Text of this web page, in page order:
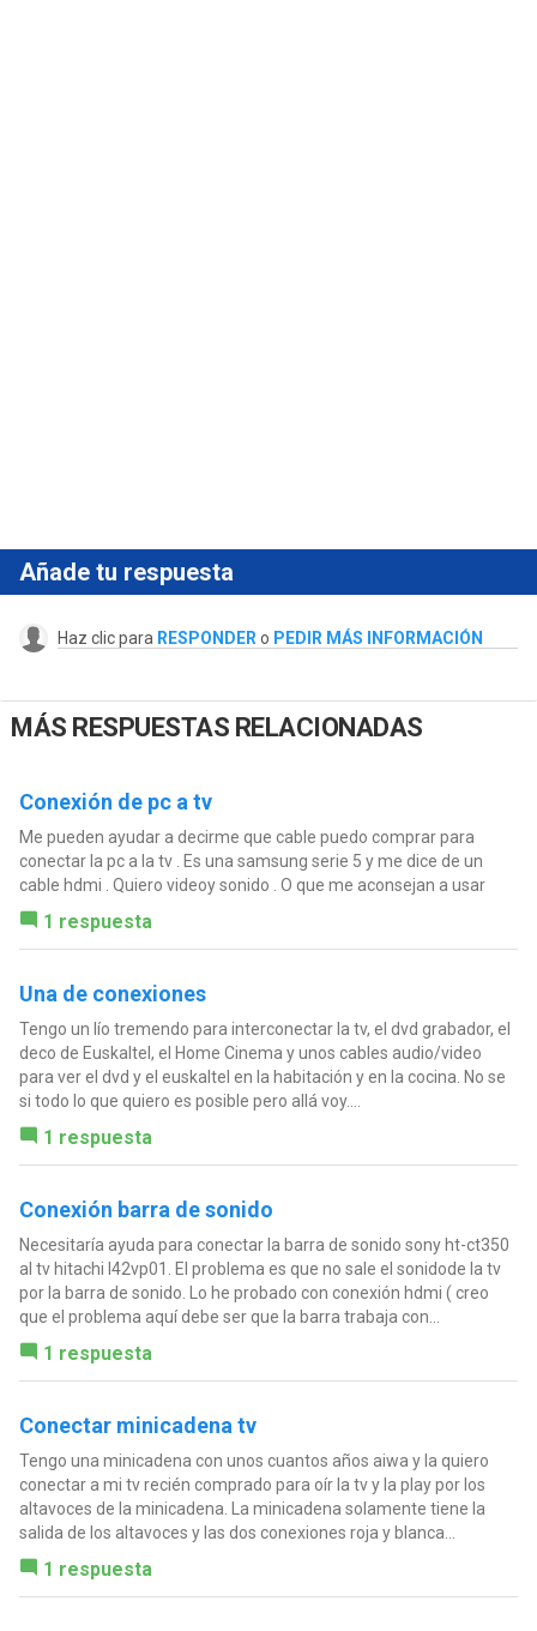
Añade tu respuesta
Haz clic para RESPONDER o PEDIR MÁS INFORMACIÓN
MÁS RESPUESTAS RELACIONADAS
Conexión de pc a tv
Me pueden ayudar a decirme que cable puedo comprar para
conectar la pc a la tv . Es una samsung serie 5 y me dice de un
cable hdmi . Quiero videoy sonido . O que me aconsejan a usar
1 respuesta
Una de conexiones
Tengo un lío tremendo para interconectar la tv, el dvd grabador, el
deco de Euskaltel, el Home Cinema y unos cables audio/video
para ver el dvd y el euskaltel en la habitación y en la cocina. No se
si todo lo que quiero es posible pero allá voy....
1 respuesta
Conexión barra de sonido
Necesitaría ayuda para conectar la barra de sonido sony ht-ct350
al tv hitachi l42vp01. El problema es que no sale el sonidode la tv
por la barra de sonido. Lo he probado con conexión hdmi ( creo
que el problema aquí debe ser que la barra trabaja con...
1 respuesta
Conectar minicadena tv
Tengo una minicadena con unos cuantos años aiwa y la quiero
conectar a mi tv recién comprado para oír la tv y la play por los
altavoces de la minicadena. La minicadena solamente tiene la
salida de los altavoces y las dos conexiones roja y blanca...
1 respuesta